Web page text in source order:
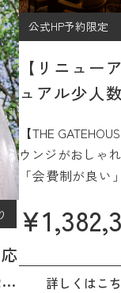
公式HP予約限定
【リニュ
ュアル少人
【THE
ウンジがおしゃ
「会費制が良
過ごしたい」
そんなご希望
15階、名古屋を
間で実現☆
¥
詳しくはこ